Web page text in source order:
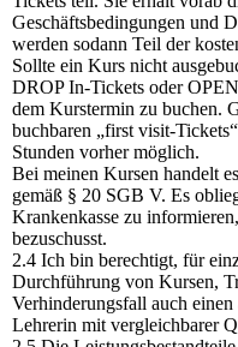
Geschäftsbedingungen und
werden sodann Teil der
Sollte ein Kurs nicht
DROP In-Tickets oder
dem Kurstermin zu buchen.
buchbaren „first visit-
Stunden vorher möglich.
Bei meinen Kursen handelt
gemäß § 20 SGB V. Es
Krankenkasse zu
bezuschusst.
2.4 Ich bin berechtigt, für
Durchführung von Kursen,
Verhinderungsfall auch
Lehrerin mit vergleichbarer